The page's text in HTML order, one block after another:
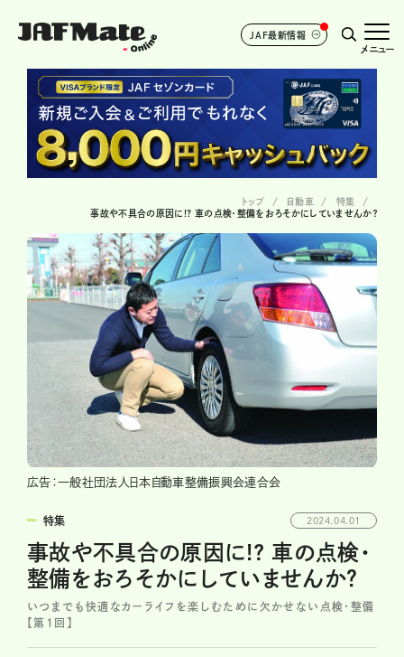
JAF最新情報
メニュー
トップ 自動車
特集
事故や不具合の原因に!? 車の点検・整備をおろそかにしていませんか？
広告：一般社団法人日本自動車整備振興会連合会
特集 2024.04.01
事故や不具合の原因に!? 車の点検・
整備をおろそかにしていませんか？
いつまでも快適なカーライフを楽しむために欠かせない点検・整備
【第１回】